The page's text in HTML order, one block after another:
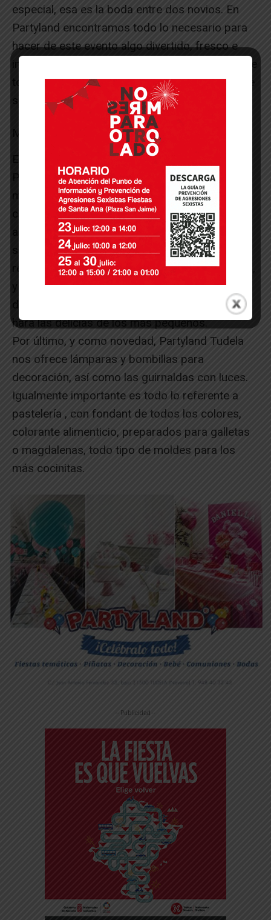
especial, esa es la boda entre dos novios. En
Partyland encontramos todo lo necesario para
hacer de este evento algo divertido, fresco e
todo tipo, y por supuesto, las mesas dulces que
se imponen con fuerza.
Mesas dulces, niños felices
En cuanto a estas novedosas mesas dulces,
Partyland ofrece todo lo necesario para
montarlas, tanto en bodas, como en
comuniones, bautizos o cumpleaños. Pero
además, desde el establecimiento ofrecen el
servicio del montaje completo, tanto en un
restaurante como en una casa particular o local,
y decorar el espacio. El resultado es una
decoración inolvidable y una celebración que
hará las delicias de los más pequeños.
Por último, y como novedad, Partyland Tudela
nos ofrece lámparas y bombillas para
decoración, así como las guirnaldas con luces.
Igualmente importante es todo lo referente a
pastelería , con fondant de todos los colores,
colorante alimenticio, preparados para galletas
o magdalenas, todo tipo de moldes para los
más cocinitas.
-- Publicidad --